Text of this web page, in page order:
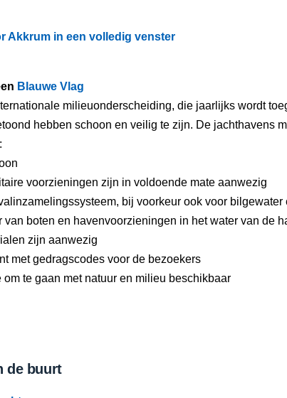
Akkrum in een volledig venster
Blauwe Vlag
milieuonderscheiding, die jaarlijks wordt
hebben schoon en veilig te zijn. De jachthavens
voorzieningen zijn in voldoende mate aanwezig
bij voorkeur ook voor bilgewater
van boten en havenvoorzieningen in het water van de
zijn aanwezig
met gedragscodes voor de bezoekers
om te gaan met natuur en milieu beschikbaar
de buurt